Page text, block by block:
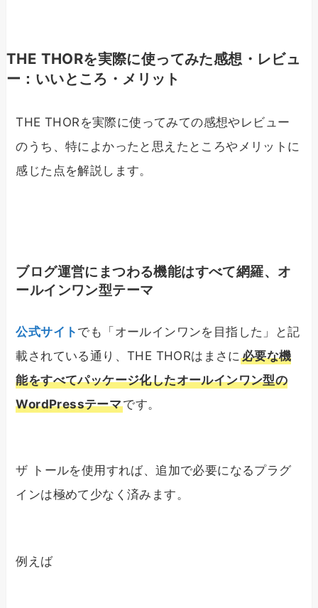
THE THORを実際に使ってみた感想・レビュ
ー：いいところ・メリット
THE THORを実際に使ってみての感想やレビュー
のうち、特によかったと思えたところやメリットに
感じた点を解説します。
ブログ運営にまつわる機能はすべて網羅、オ
ールインワン型テーマ
公式サイト でも「オールインワンを目指した」と記
載されている通り、THE THORはまさに 必要な機
能をすべてパッケージ化したオールインワン型の
WordPressテーマです。
ザ トールを使用すれば、追加で必要になるプラグ
インは極めて少なく済みます。
例えば